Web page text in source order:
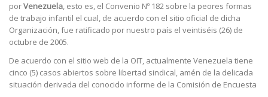
porVenezuela, esto es, el Convenio Nº 182 sobre la peores formas
de trabajo infantil el cual, de acuerdo con el sitio oficial de dicha
Organización, fue ratificado por nuestro país el veintiséis (26) de
octubre de 2005.
De acuerdo con el sitio web de la OIT, actualmente Venezuela tiene
cinco (5) casos abiertos sobre libertad sindical, amén de la delicada
situación derivada del conocido informe de la Comisión de Encuesta